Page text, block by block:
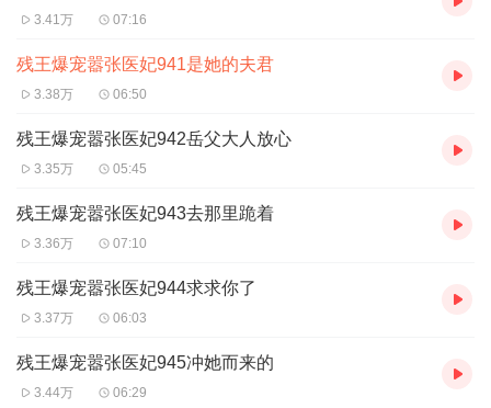
3.41万 07:16
残王爆宠嚣张医妃941是她的夫君
3.38万 06:50
残王爆宠嚣张医妃942岳父大人放心
3.35万 05:45
残王爆宠嚣张医妃943去那里跪着
3.36万 07:10
残王爆宠嚣张医妃944求求你了
3.37万 06:03
残王爆宠嚣张医妃945冲她而来的
3.44万 06:29